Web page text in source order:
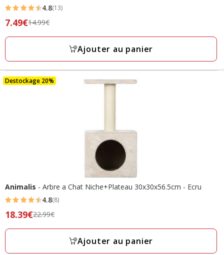
4.8
étoiles
avec
avis
4.8(13)
Prix
précédent
prix
final
7.49€
7.49€14.99€
Ajouter au panier
Destockage 20%
Animalis - Arbre a Chat Niche+Plateau 30x30x56.5cm - Ecru
4.8
étoiles
avec
4.8(8)
Prix
précédent
prix
18.39€22.99€
Ajouter au panier